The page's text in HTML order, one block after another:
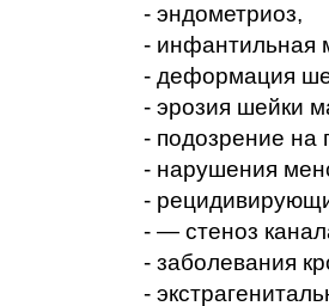
- эндометриоз,
- инфантильная
- деформация
- эрозия шейки
- подозрение на
- нарушения
-
- — стеноз
- заболевания
-